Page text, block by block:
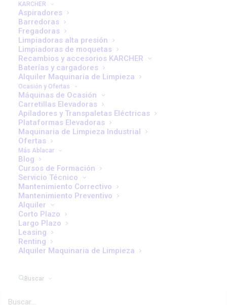
KARCHER
Aspiradores
Barredoras
Fregadoras
Limpiadoras alta presión
Limpiadoras de moquetas
Recambios y accesorios KARCHER
Baterías y cargadores
Alquiler Maquinaria de Limpieza
Ocasión y Ofertas
Máquinas de Ocasión
Carretillas Elevadoras
Apiladores y Transpaletas Eléctricas
Plataformas Elevadoras
Maquinaria de Limpieza Industrial
Ofertas
Más Ablacar
Blog
Cursos de Formación
Servicio Técnico
Mantenimiento Correctivo
Mantenimiento Preventivo
Alquiler
Corto Plazo
Largo Plazo
Leasing
Renting
Alquiler Maquinaria de Limpieza
Buscar
batería que se carga mal o una carretilla mal elegida
para el entorno pueden suponer miles de euros al
año en pérdidas.
En un momento en que las empresas buscan optimizar
recursos y reducir su huella de carbono,
la flota es tanto una necesidad financiera como una
responsabilidad operativa
los sobrecostes provienen de errores básicos —y
fácilmente evitables—.
A continuación analizamos
que aumentan el coste operativo de las carretillas
explicamos cómo prevenirlos con una gestión más
inteligente, apoyada en tecnología, formación y
planificación.
1. No planificar el
mantenimiento preventivo
mantenimiento para “cuando haga falta”. Esta práctica,